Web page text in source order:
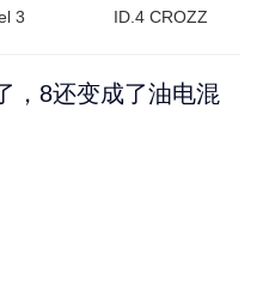
3 ID.4 CROZZ
，8还变成了油电混